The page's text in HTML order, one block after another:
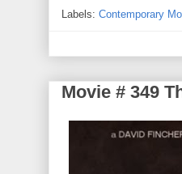
Labels: Contemporary
Movie # 349